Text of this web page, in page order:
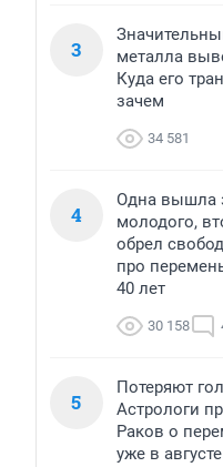
3
металла
Куда его
зачем
34 581
4
Одна вышла
молодого,
обрел
про
40 лет
30 158
5
Потеряют
Астрологи
Раков о
уже в августе